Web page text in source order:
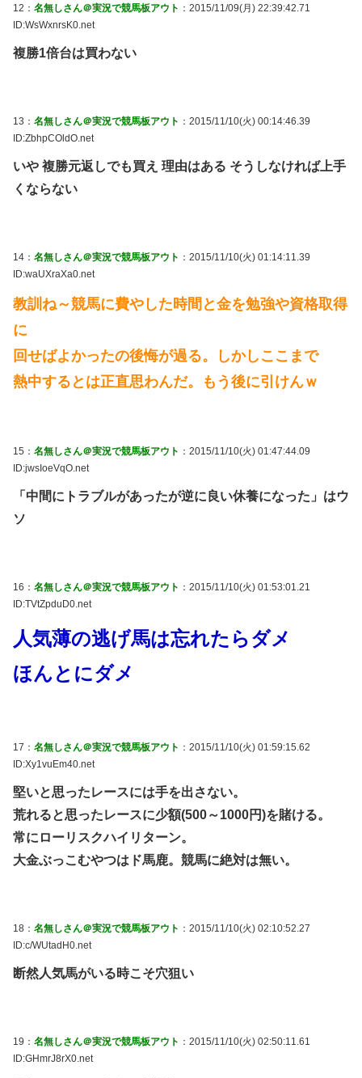
12： 名無しさん＠実況で競馬板アウト ：2015/11/09(月) 22:39:42.71
ID:WsWxnrsK0.net
複勝1倍台は買わない
13： 名無しさん＠実況で競馬板アウト ：2015/11/10(火) 00:14:46.39
ID:ZbhpCOldO.net
いや 複勝元返しでも買え 理由はある そうしなければ上手
くならない
14： 名無しさん＠実況で競馬板アウト ：2015/11/10(火) 01:14:11.39
ID:waUXraXa0.net
教訓ね～競馬に費やした時間と金を勉強や資格取得
に
回せばよかったの後悔が過る。しかしここまで
熱中するとは正直思わんだ。もう後に引けんｗ
15： 名無しさん＠実況で競馬板アウト ：2015/11/10(火) 01:47:44.09
ID:jwsIoeVqO.net
「中間にトラブルがあったが逆に良い休養になった」はウ
ソ
16： 名無しさん＠実況で競馬板アウト ：2015/11/10(火) 01:53:01.21
ID:TVtZpduD0.net
人気薄の逃げ馬は忘れたらダメ
ほんとにダメ
17： 名無しさん＠実況で競馬板アウト ：2015/11/10(火) 01:59:15.62
ID:Xy1vuEm40.net
堅いと思ったレースには手を出さない。
荒れると思ったレースに少額(500～1000円)を賭ける。
常にローリスクハイリターン。
大金ぶっこむやつはド馬鹿。競馬に絶対は無い。
18： 名無しさん＠実況で競馬板アウト ：2015/11/10(火) 02:10:52.27
ID:c/WUtadH0.net
断然人気馬がいる時こそ穴狙い
19： 名無しさん＠実況で競馬板アウト ：2015/11/10(火) 02:50:11.61
ID:GHmrJ8rX0.net